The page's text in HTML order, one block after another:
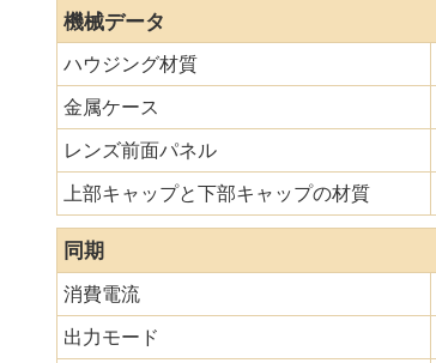
機械データ
ハウジング材質
金属ケース
レンズ前面パネル
上部キャップと下部キャップの材質
同期
消費電流
出力モード